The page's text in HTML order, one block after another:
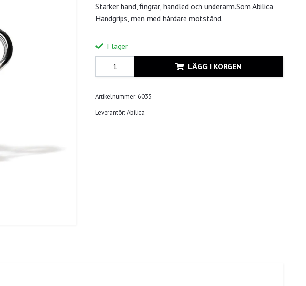
Stärker hand, fingrar, handled och underarm.Som Abilica
Handgrips, men med hårdare motstånd.
I lager
LÄGG I KORGEN
Artikelnummer: 6033
Leverantör: Abilica